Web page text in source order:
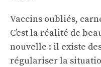
Vaccins oubliés,
C’est la réalité de
nouvelle : il existe
régulariser la